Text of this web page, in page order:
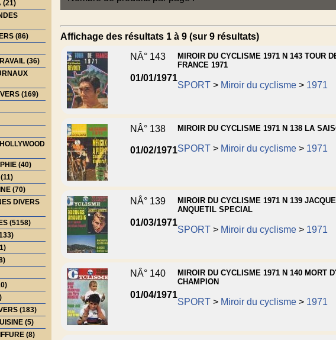
(21)
(86)
(36)
(169)
(40)
(70)
DIVERS
(5158)
(183)
(5)
(8)
Affichage des résultats 1 à 9 (sur 9 résultats)
NÂ° 143
01/01/1971
MIROIR DU CYCLISME 1971 N 143 TOUR
FRANCE 1971
SPORT> Miroir du cyclisme> 1971
NÂ° 138
01/02/1971
MIROIR DU CYCLISME 1971 N 138 LA
SPORT> Miroir du cyclisme> 1971
NÂ° 139
01/03/1971
MIROIR DU CYCLISME 1971 N 139
ANQUETIL SPECIAL
SPORT> Miroir du cyclisme> 1971
NÂ° 140
01/04/1971
MIROIR DU CYCLISME 1971 N 140 MORT
CHAMPION
SPORT> Miroir du cyclisme> 1971